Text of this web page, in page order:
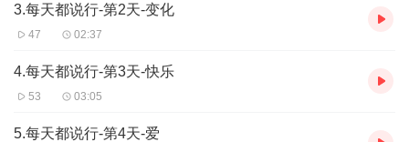
3.每天都说行-第2天-变化
47 02:37
4.每天都说行-第3天-快乐
53 03:05
5.每天都说行-第4天-爱